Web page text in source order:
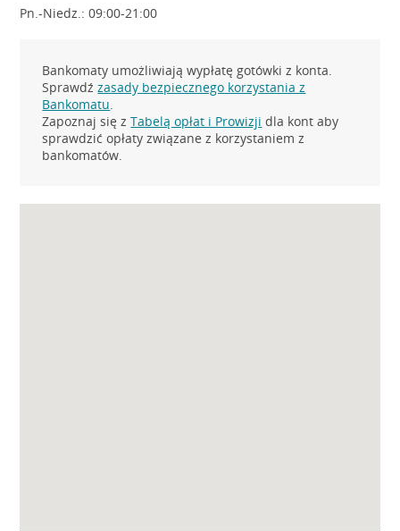
Pn.-Niedz.: 09:00-21:00
Bankomaty umożliwiają wypłatę gotówki z konta.
Sprawdźzasady bezpiecznego korzystania z
Bankomatu.
Zapoznaj się zTabelą opłat i Prowizji dla kont aby
sprawdzić opłaty związane z korzystaniem z
bankomatów.